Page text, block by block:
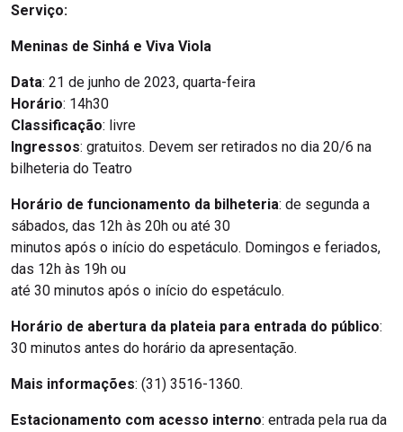
Serviço:
Meninas de Sinhá e Viva Viola
Data: 21 de junho de 2023, quarta-feira
Horário: 14h30
Classificação: livre
Ingressos: gratuitos. Devem ser retirados no dia 20/6 na
bilheteria do Teatro
Horário de funcionamento da bilheteria: de segunda a
sábados, das 12h às 20h ou até 30
minutos após o início do espetáculo. Domingos e feriados,
das 12h às 19h ou
até 30 minutos após o início do espetáculo.
Horário de abertura da plateia para entrada do público:
30 minutos antes do horário da apresentação.
Mais informações: (31) 3516-1360.
Estacionamento com acesso interno: entrada pela rua da